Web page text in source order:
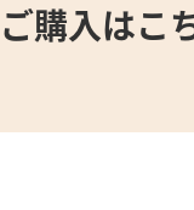
ご購入はこ